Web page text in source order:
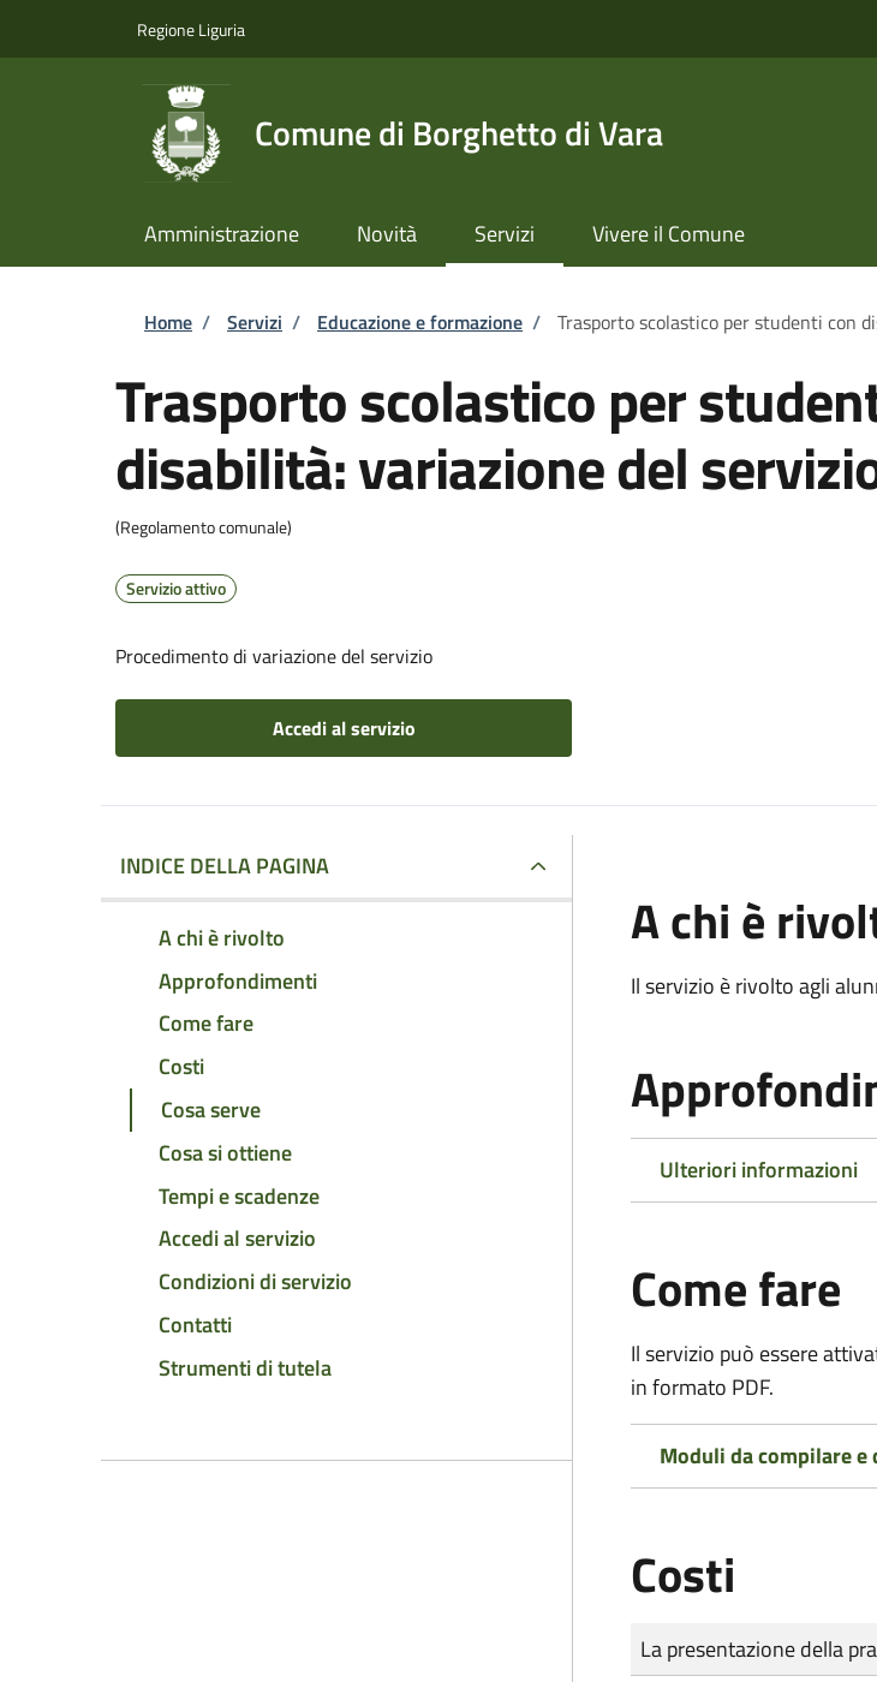
Regione Liguria
Comune di Borghetto di Vara
Amministrazione Novità Servizi Vivere il Comune
Briciole di pane
Home / Servizi / Educazione e formazione / Trasporto scolastico per studenti con
Trasporto scolastico per
disabilità: variazione del
(Regolamento comunale)
Servizio attivo
Procedimento di variazione del servizio
Accedi al servizio
INDICE DELLA PAGINA
A chi è rivolto
Approfondimenti
Come fare
Costi
Cosa serve
Cosa si ottiene
Tempi e scadenze
Accedi al servizio
Condizioni di servizio
Contatti
Strumenti di tutela
A chi è
Il servizio è rivolto agli
Ulteriori informazioni
Come fare
Il servizio può essere
in formato PDF.
Moduli da compilare
Costi
Tipo di pagamento
Importo
La presentazione della